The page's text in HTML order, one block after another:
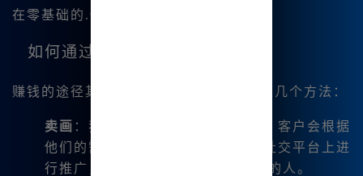
在零基础的.情况下也能迅速上手。
如何通过Midjourney赚钱？
赚钱的途径其实很简单，以下是我总结的几个方法：
卖画 ：我常常在网上展示我的作品，客户会根据
他们的需求定制画作。我通常会在社交平台上进
行推广，吸引对
感兴趣的人。